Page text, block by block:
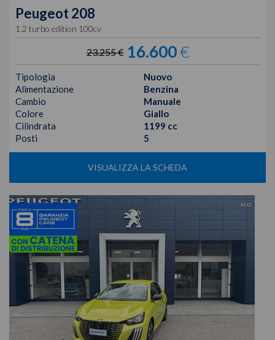
Peugeot 208
1.2 turbo edition 100cv
23.255 € 16.600€
Tipologia
Nuovo
Alimentazione
Benzina
Cambio
Manuale
Colore
Giallo
Cilindrata
1199 cc
Posti
5
VISUALIZZA LA SCHEDA